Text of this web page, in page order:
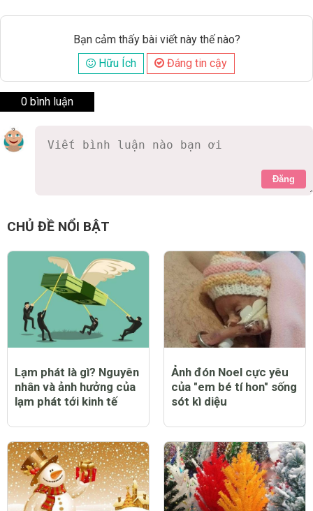
Bạn cảm thấy bài viết này thế nào?
Hữu Ích
Đáng tin cậy
0 bình luận
Đăng
CHỦ ĐỀ NỔI BẬT
Lạm phát là gì? Nguyên
nhân và ảnh hưởng của
lạm phát tới kinh tế
Ảnh đón Noel cực yêu
của "em bé tí hon" sống
sót kì diệu